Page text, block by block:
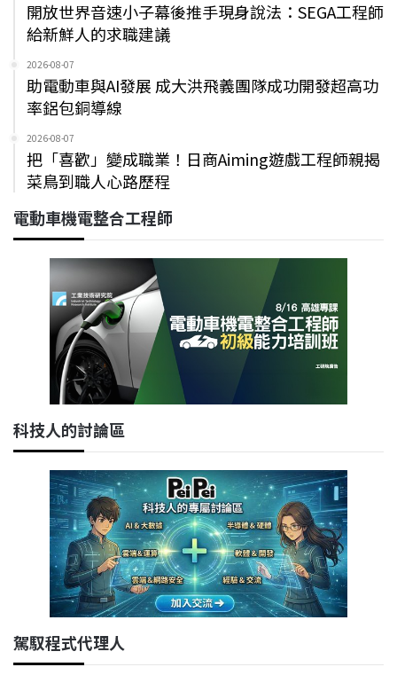
開放世界音速小子幕後推手現身說法：SEGA工程師
給新鮮人的求職建議
2026-08-07
助電動車與AI發展 成大洪飛義團隊成功開發超高功
率鋁包銅導線
2026-08-07
把「喜歡」變成職業！日商Aiming遊戲工程師親揭
菜鳥到職人心路歷程
電動車機電整合工程師
科技人的討論區
駕馭程式代理人